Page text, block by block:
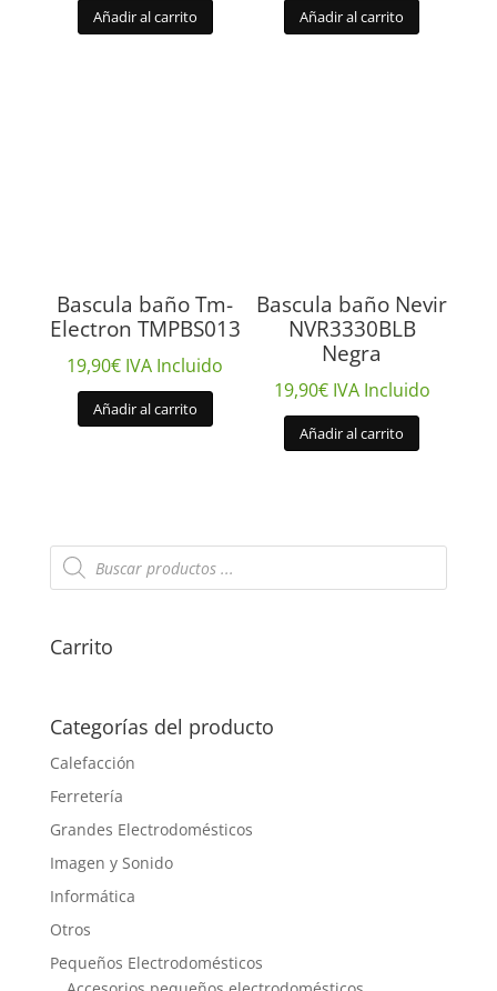
Añadir al carrito Añadir al carrito
Bascula baño Tm-
Electron TMPBS013
19,90€ IVA Incluido
Añadir al carrito
Bascula baño Nevir
NVR3330BLB
Negra
19,90€ IVA Incluido
Añadir al carrito
Búsqueda
de
productos
Carrito
Categorías del producto
Calefacción
Ferretería
Grandes Electrodomésticos
Imagen y Sonido
Informática
Otros
Pequeños Electrodomésticos